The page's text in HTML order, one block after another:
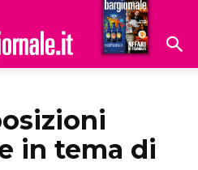
Hoteldomani
in tema di